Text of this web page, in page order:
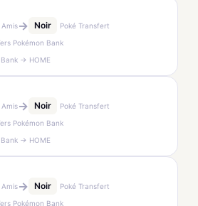
→ Noir Poké Transfert
Pokémon Bank
Bank → HOME
→ Noir Poké Transfert
Pokémon Bank
Bank → HOME
→ Noir Poké Transfert
Pokémon Bank